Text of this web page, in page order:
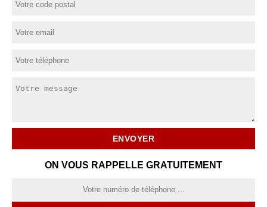
ON VOUS RAPPELLE GRATUITEMENT